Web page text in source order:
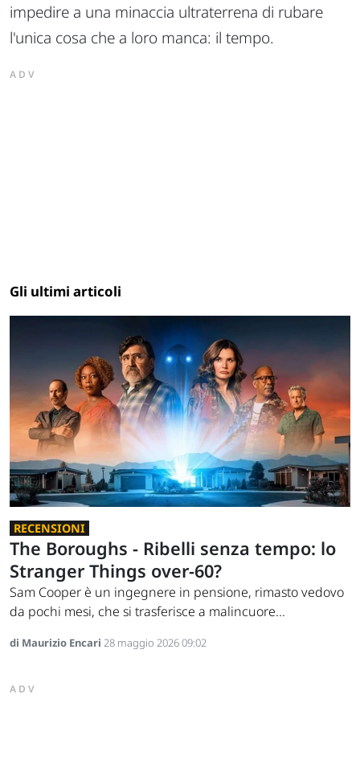
impedire a una minaccia ultraterrena di rubare
l'unica cosa che a loro manca: il tempo.
ADV
Gli ultimi articoli
RECENSIONI
The Boroughs - Ribelli senza tempo: lo
Stranger Things over-60?
Sam Cooper è un ingegnere in pensione, rimasto vedovo
da pochi mesi, che si trasferisce a malincuore...
di Maurizio Encari 28 maggio 2026 09:02
ADV